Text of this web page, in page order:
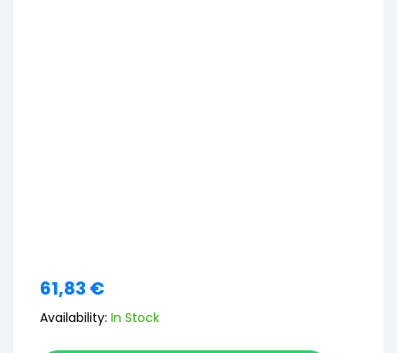
61,83 €
Availability: In Stock